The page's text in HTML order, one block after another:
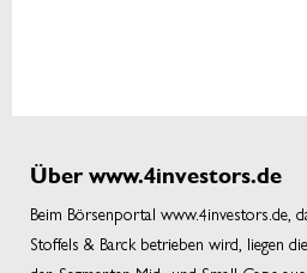
Über www.4investors.de
Beim Börsenportal www.4investors.de,
Stoffels & Barck betrieben wird, liegen